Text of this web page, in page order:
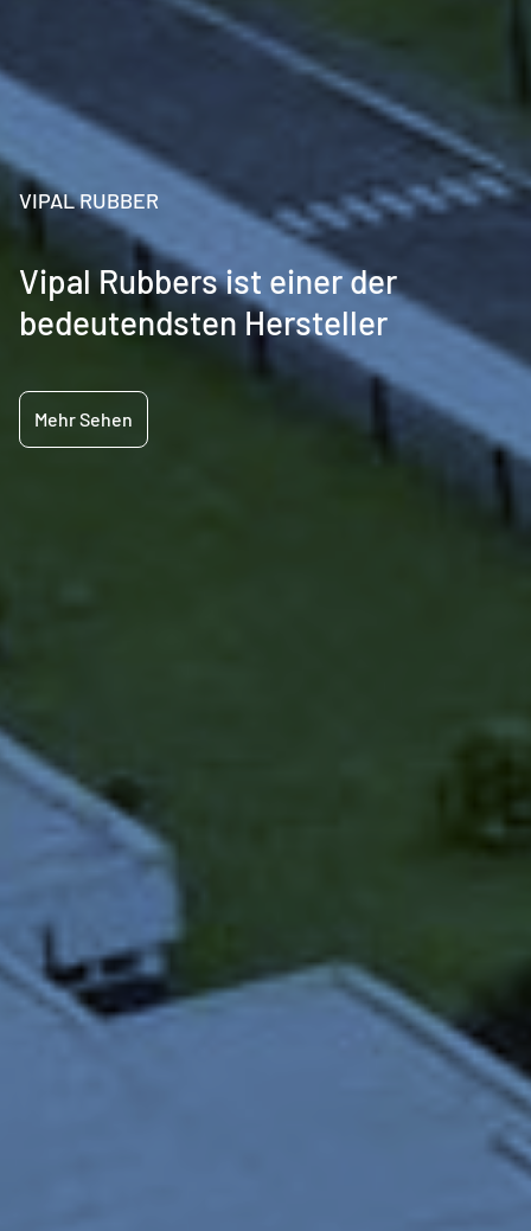
VIPAL RUBBER
Vipal Rubbers ist einer der
bedeutendsten Hersteller
Mehr Sehen